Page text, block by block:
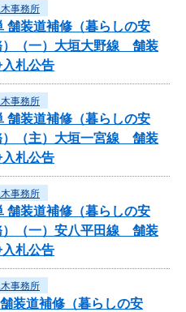
事務所
装道補修（暮らしの安
）（一）大垣大野線 舗装
札公告
事務所
装道補修（暮らしの安
）（主）大垣一宮線 舗装
札公告
事務所
装道補修（暮らしの安
）（一）安八平田線 舗装
札公告
事務所
装道補修（暮らしの安